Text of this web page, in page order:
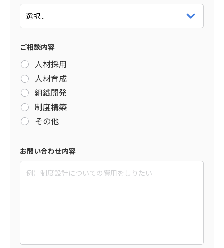
ご相談内容
人材採用
人材育成
組織開発
制度構築
その他
お問い合わせ内容